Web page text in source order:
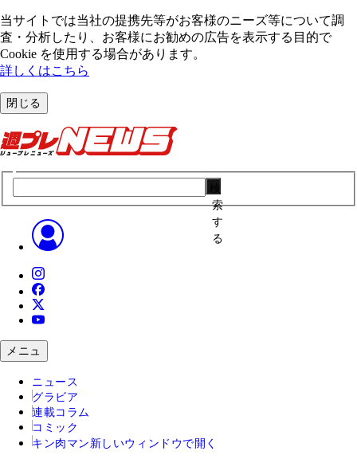
当サイトでは当社の提携先等がお客様のニーズ等について調
査・分析したり、お客様にお勧めの広告を表⽰する⽬的で
Cookie を使⽤する場合があります。
詳しくはこちら
閉じる
索
す
る
メニュ
ニュース
グラビア
連載コラム
コミック
キン肉マン 新しいウィンドウで開く